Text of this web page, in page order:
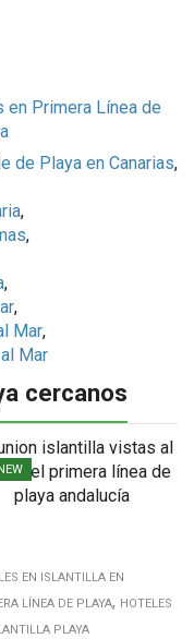
en Primera Línea de
de Playa en Canarias,
,
,
,
,
Mar,
Mar
cercanos
NEW
EN ISLANTILLA EN
LÍNEA DE PLAYA, HOTELES
PLAYA